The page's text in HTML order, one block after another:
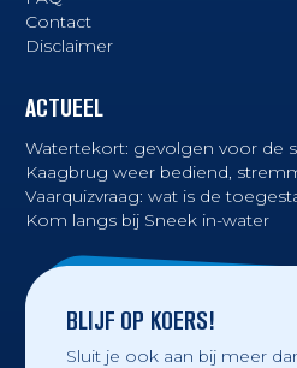
Contact
Disclaimer
ACTUEEL
Watertekort: gevolgen voor de
Kaagbrug weer bediend,
Vaarquizvraag: wat is de
Kom langs bij Sneek in-water
BLIJF OP KOERS!
Sluit je ook aan bij meer